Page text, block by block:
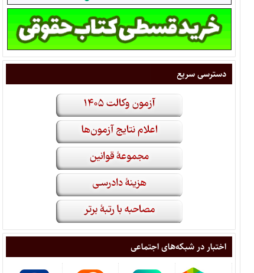
دسترسی سریع
اختبار در شبکه‌های اجتماعی